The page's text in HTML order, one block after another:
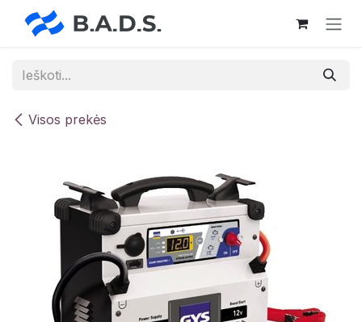
Skip to Content
Visos prekės